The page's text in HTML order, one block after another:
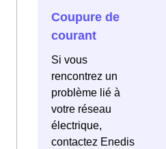
Coupure de
courant
Si vous
rencontrez un
problème lié à
votre réseau
électrique,
contactez Enedis